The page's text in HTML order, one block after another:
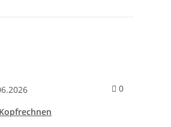
für die letzten Schultage vor den
0